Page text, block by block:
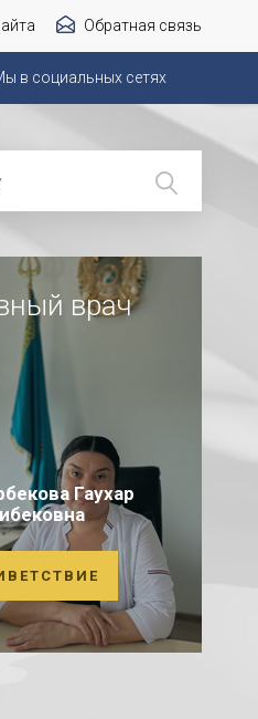
Обратная связь
в социальных сетях
врач
Гаухар